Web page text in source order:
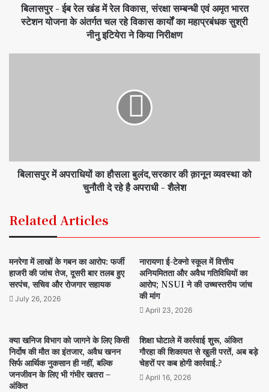
बिलासपुर - ईब रेल खंड में रेल विकास, संरक्षा सम्बन्धी एवं अमृत भारत
स्टेशन योजना के अंतर्गत चल रहे विकास कार्यों का महाप्रबंधक सुश्री
नीनु इटियेरा ने किया निरीक्षण
बिलासपुर में अपराधियों का हौसला बुलंद,सरकार की क़ानून व्यवस्था को
चुनौती दे रहे है अपराधी - शैलेश
Related Articles
मनरेगा में लाखों के गबन का आरोप: फर्जी
हाजरी की जांच तेज, दूसरी बार तलब हुए
सरपंच, सचिव और रोजगार सहायक
July 26, 2026
नारायणा ई-टेक्नो स्कूल में वित्तीय
अनियमितता और अवैध गतिविधियों का
आरोप; NSUI ने की उच्चस्तरीय जांच
की मांग
April 23, 2026
क्या खनिज विभाग को जागने के लिए किसी
निर्दोष की मौत का इंतजार, अवैध खनन
सिर्फ आर्थिक नुकसान ही नहीं, बल्कि
जनजीवन के लिए भी गंभीर खतरा –
अंकित
शिक्षा घोटाले में कार्रवाई शुरू, अंकित
गौरहा की शिकायत से खुली परतें, अब बड़े
चेहरों पर कब होगी कार्रवाई.?
April 16, 2026